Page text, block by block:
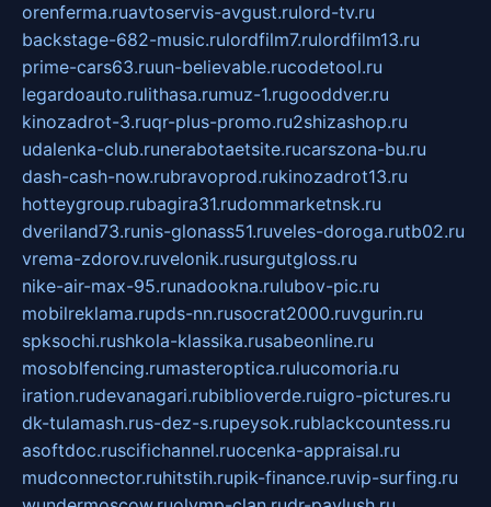
orenferma.ruavtoservis-avgust.rulord-tv.ru
backstage-682-music.rulordfilm7.rulordfilm13.ru
prime-cars63.ruun-believable.rucodetool.ru
legardoauto.rulithasa.rumuz-1.rugooddver.ru
kinozadrot-3.ruqr-plus-promo.ru2shizashop.ru
udalenka-club.runerabotaetsite.rucarszona-bu.ru
dash-cash-now.rubravoprod.rukinozadrot13.ru
hotteygroup.rubagira31.rudommarketnsk.ru
dveriland73.runis-glonass51.ruveles-doroga.rutb02.ru
vrema-zdorov.ruvelonik.rusurgutgloss.ru
nike-air-max-95.runadookna.rulubov-pic.ru
mobilreklama.rupds-nn.rusocrat2000.ruvgurin.ru
spksochi.rushkola-klassika.rusabeonline.ru
mosoblfencing.rumasteroptica.rulucomoria.ru
iration.rudevanagari.rubiblioverde.ruigro-pictures.ru
dk-tulamash.rus-dez-s.rupeysok.rublackcountess.ru
asoftdoc.ruscifichannel.ruocenka-appraisal.ru
mudconnector.ruhitstih.rupik-finance.ruvip-surfing.ru